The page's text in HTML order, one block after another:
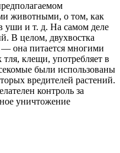
животными, о том, как
уши и т. д. На самом деле
В целом, двухвостка
— она питается многими
клещи, употребляет в
были использованы
вредителей растений.
контроль за
уничтожение